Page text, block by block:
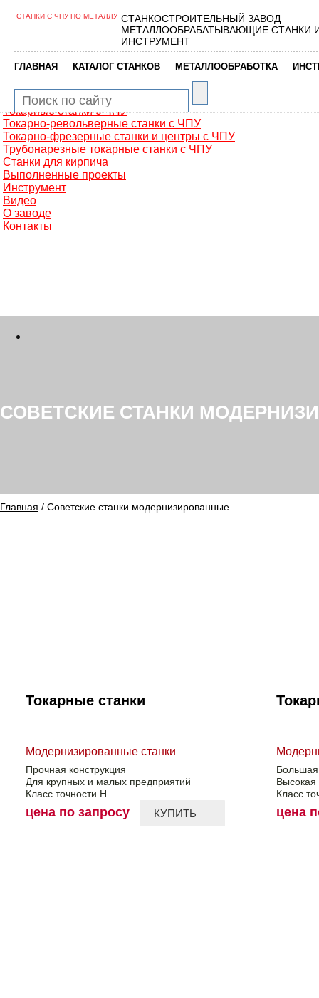
Главная
Фрезерные обрабатывающие центры
Сверлильно-фрезерные станки
Промышленные роботы манипуляторы
Токарные автоматы с ЧПУ
Токарные станки с ЧПУ
Токарно-револьверные станки с ЧПУ
Токарно-фрезерные станки и центры с ЧПУ
Трубонарезные токарные станки с ЧПУ
Станки для кирпича
Выполненные проекты
Инструмент
Видео
О заводе
Контакты
СТАНКИ С ЧПУ ПО МЕТАЛЛУ СТАНКОСТРОИТЕЛЬНЫЙ ЗАВОД
МЕТАЛЛООБРАБАТЫВАЮЩИЕ СТАНКИ
ИНСТРУМЕНТ
ГЛАВНАЯ КАТАЛОГ СТАНКОВ МЕТАЛЛООБРАБОТКА
СОВЕТСКИЕ СТАНКИ
Главная / Советские станки модернизированные
Токарные станки
Модернизированные станки
Прочная конструкция
Для крупных и малых предприятий
Класс точности Н
цена по запросу КУПИТЬ
Класс
цена